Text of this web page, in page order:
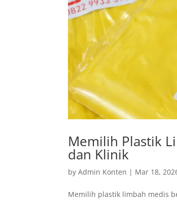
Memilih Plastik
dan Klinik
byAdmin Konten | Mar 18,
Memilih plastik limbah medis